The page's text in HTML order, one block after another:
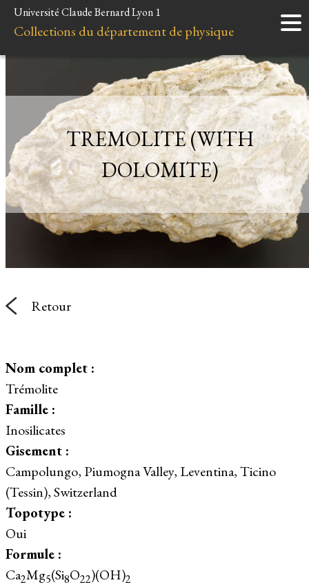
Accueil
Instruments
Minéraux
Liens et ressources
Université Claude Bernard Lyon 1
Collections du département de physique
TREMOLITE (WITH
DOLOMITE)
Retour
Nom complet :
Trémolite
Famille :
Inosilicates
Gisement :
Campolungo, Piumogna Valley, Leventina, Ticino
(Tessin), Switzerland
Topotype :
Oui
Formule :
Ca2Mg5(Si8O22)(OH)2